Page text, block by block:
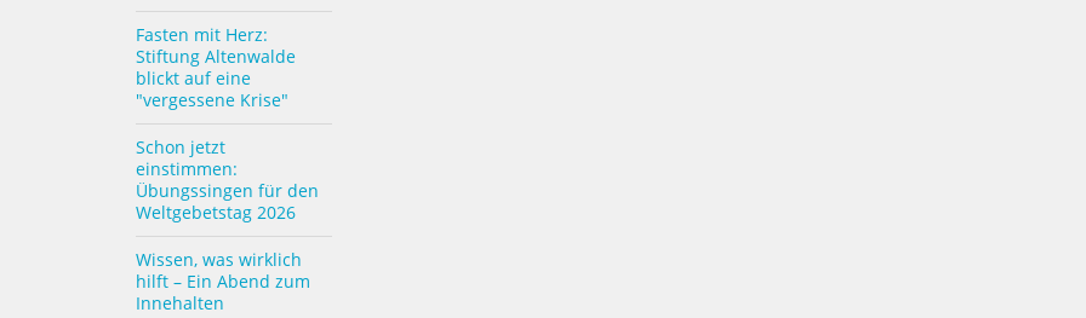
Fasten mit Herz:
Stiftung Altenwalde
blickt auf eine
"vergessene Krise"
Schon jetzt
einstimmen:
Übungssingen für den
Weltgebetstag 2026
Wissen, was wirklich
hilft – Ein Abend zum
Innehalten